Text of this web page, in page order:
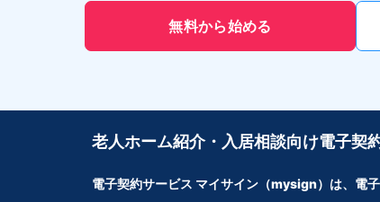
無料から始める
老人ホーム紹介・入居相談向け電子契
電子契約サービス マイサイン（mysign）は、電